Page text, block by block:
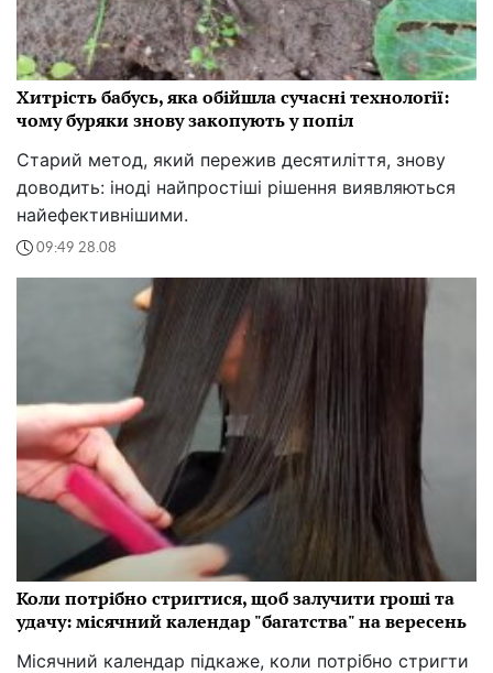
Хитрість бабусь, яка обійшла сучасні технології:
чому буряки знову закопують у попіл
Старий метод, який пережив десятиліття, знову
доводить: іноді найпростіші рішення виявляються
найефективнішими.
09:49 28.08
Коли потрібно стригтися, щоб залучити гроші та
удачу: місячний календар "багатства" на вересень
Місячний календар підкаже, коли потрібно стригти